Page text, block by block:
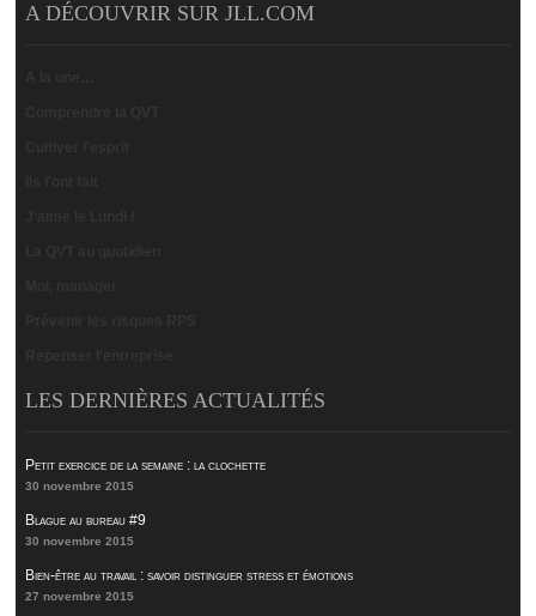
A DÉCOUVRIR SUR JLL.COM
LES DERNIÈRES ACTUALITÉS
Petit exercice de la semaine : la clochette
30 novembre 2015
Blague au bureau #9
30 novembre 2015
Bien-être au travail : savoir distinguer stress et émotions
27 novembre 2015